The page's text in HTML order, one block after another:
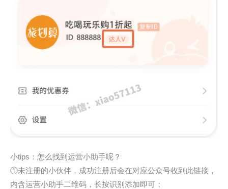
小tips：怎么找到运营小助手呢？
①未注册的小伙伴，成功注册后会在对应公众号收到此链接，
内含运营小助手二维码，长按识别添加即可；